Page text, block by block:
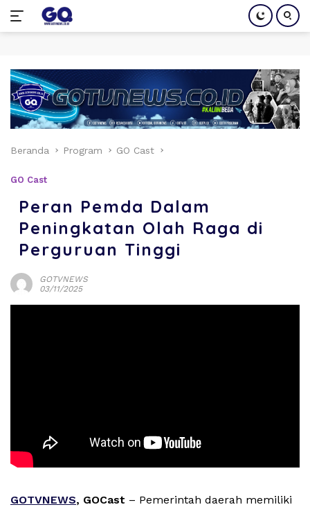
konten
Beranda Program GO Cast
GO Cast
Peran Pemda Dalam
Peningkatan Olah Raga di
Perguruan Tinggi
GOTVNEWS
03/11/2025
GOTVNEWS, GOCast – Pemerintah daerah memiliki